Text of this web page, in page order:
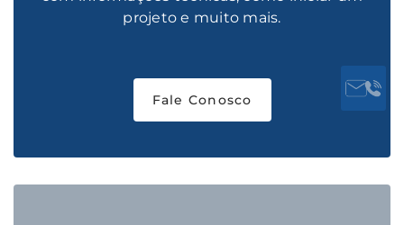
projeto e muito mais.
Fale Conosco